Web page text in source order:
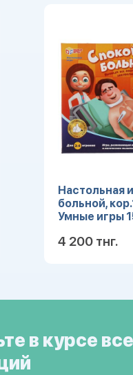
Настольная
больной,
Умные игры
4 200 тнг.
в курсе